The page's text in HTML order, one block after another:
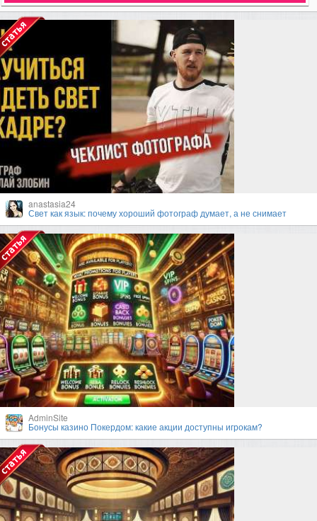
anastasia24
Свет как язык: почему хороший фотограф думает, а не снимает
AdminSite
Бонусы казино Покердом: какие акции доступны игрокам?